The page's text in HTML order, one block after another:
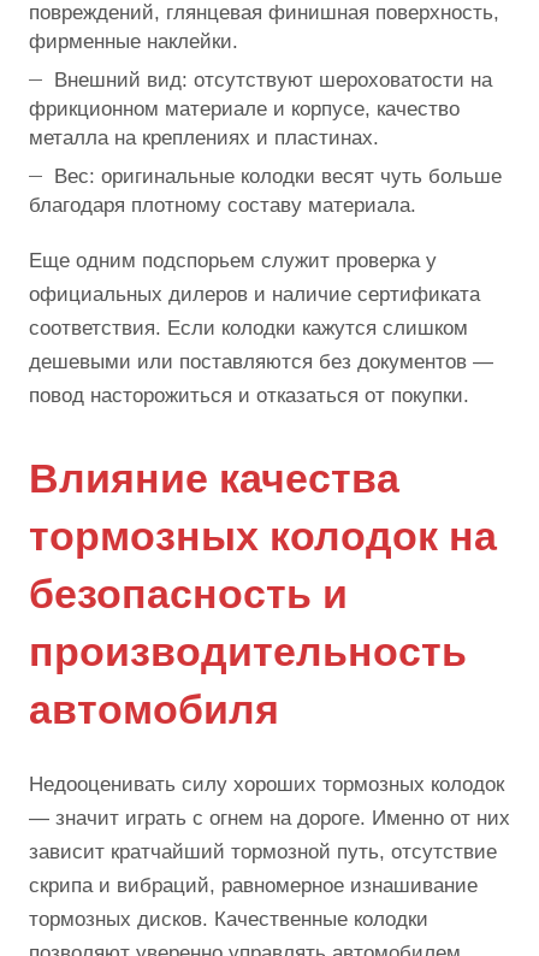
повреждений, глянцевая финишная поверхность,
фирменные наклейки.
Внешний вид: отсутствуют шероховатости на
фрикционном материале и корпусе, качество
металла на креплениях и пластинах.
Вес: оригинальные колодки весят чуть больше
благодаря плотному составу материала.
Еще одним подспорьем служит проверка у
официальных дилеров и наличие сертификата
соответствия. Если колодки кажутся слишком
дешевыми или поставляются без документов —
повод насторожиться и отказаться от покупки.
Влияние качества
тормозных колодок на
безопасность и
производительность
автомобиля
Недооценивать силу хороших тормозных колодок
— значит играть с огнем на дороге. Именно от них
зависит кратчайший тормозной путь, отсутствие
скрипа и вибраций, равномерное изнашивание
тормозных дисков. Качественные колодки